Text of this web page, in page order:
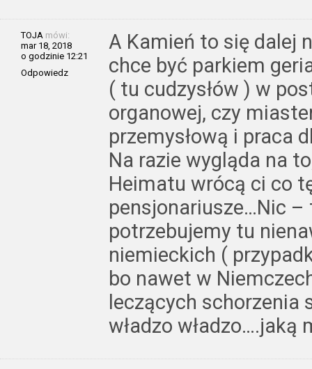
TOJA mówi:
mar 18, 2018
o godzinie 12:21
Odpowiedz
A Kamień to się dalej
chce być parkiem
( tu cudzysłów ) w
organowej, czy
przemysłową i praca
Na razie wygląda na
Heimatu wrócą ci co
pensjonariusze…Nic
potrzebujemy tu
niemieckich (
bo nawet w
leczących
władzo władzo….jaką